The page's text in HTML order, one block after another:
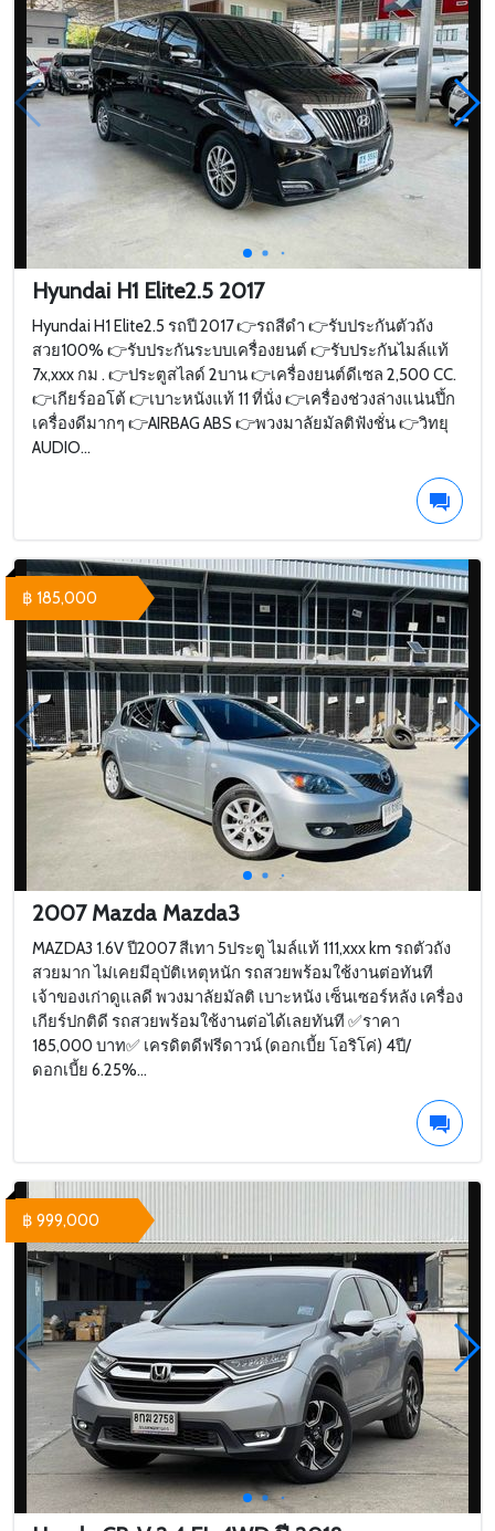
Hyundai H1 Elite2.5 2017
Hyundai H1 Elite2.5 รถปี 2017 👉รถสีดำ 👉รับประกันตัวถัง
สวย100% 👉รับประกันระบบเครื่องยนต์ 👉รับประกันไมล์แท้
7x,xxx กม . 👉ประตูสไลด์ 2บาน 👉เครื่องยนต์ดีเซล 2,500 CC.
👉เกียร์ออโต้ 👉เบาะหนังแท้ 11 ที่นั่ง 👉เครื่องช่วงล่างแน่นปึ้ก
เครื่องดีมากๆ 👉AIRBAG ABS 👉พวงมาลัยมัลติฟังชั่น 👉วิทยุ
AUDIO...
2007 Mazda Mazda3
MAZDA3 1.6V ปี2007 สีเทา 5ประตู ไมล์แท้ 111,xxx km รถตัวถัง
สวยมาก ไม่เคยมีอุบัติเหตุหนัก รถสวยพร้อมใช้งานต่อทันที
เจ้าของเก่าดูแลดี พวงมาลัยมัลติ เบาะหนัง เซ็นเซอร์หลัง เครื่อง
เกียร์ปกติดี รถสวยพร้อมใช้งานต่อได้เลยทันที ✅ราคา
185,000 บาท✅ เครดิตดีฟรีดาวน์ (ดอกเบี้ย โอริโค่) 4ปี/
ดอกเบี้ย 6.25%...
฿ 185,000
฿ 999,000